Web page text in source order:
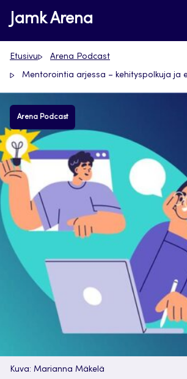
Siirry
suoraan
sisältöön
Jamk Arena
Etusivu Arena Podcast
Mentorointia arjessa – kehityspolkuja ja
Arena Podcast
Kuva: Marianna Mäkelä